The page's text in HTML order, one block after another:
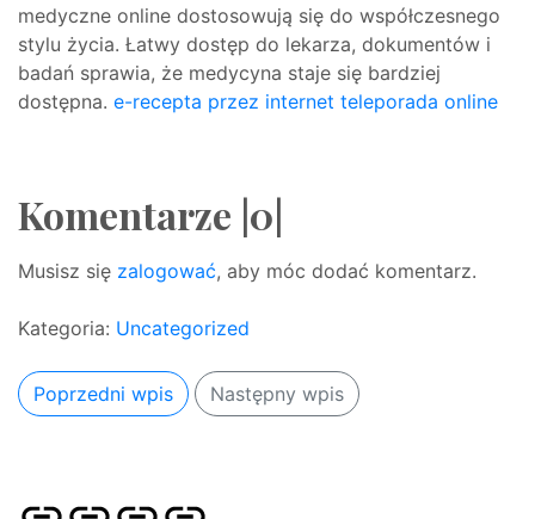
medyczne online dostosowują się do współczesnego
stylu życia. Łatwy dostęp do lekarza, dokumentów i
badań sprawia, że medycyna staje się bardziej
dostępna. e-recepta przez internet teleporada online
Komentarze |0|
Musisz się zalogować, aby móc dodać komentarz.
Kategoria: Uncategorized
Poprzedni wpis Następny wpis
StronaPozycjonowanie
SKLEPBLOG